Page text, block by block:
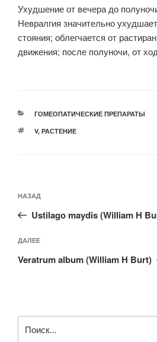
Ухудшение от вечера до
Невралгия значительно
стояния; облегчается от
движения; после полуночи, от
РУБРИКИ
ГОМЕОПАТИЧЕСКИЕ ПРЕПАРАТЫ
МЕТКИ
V, РАСТЕНИЕ
по
записям
Предыдущая
запись:
НАЗАД
Ustilago maydis (William H
Следующая
запись
ДАЛЕЕ
Veratrum album (William H Burt)